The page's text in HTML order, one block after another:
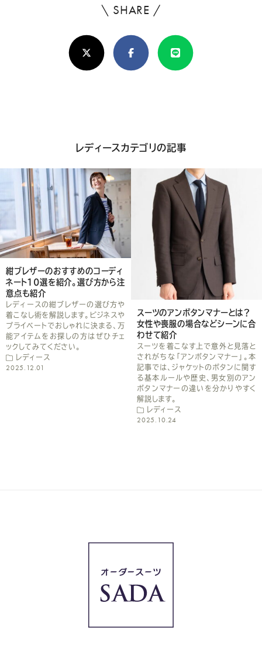
\ SHARE /
ろ
し
け
シ
ア
し
く
だ
さ
い
X(Twitter)FacebookLine
レディースカテゴリの記事
紺ブレザーのおすすめのコーディ
ネート10選を紹介。選び方から注
意点も紹介
レディースの紺ブレザーの選び方や
着こなし術を解説します。ビジネスや
プライベートでおしゃれに決まる、万
能アイテムをお探しの方はぜひチェ
ックしてみてください。
レディース
2025.12.01
スーツのアンボタンマナーとは？
女性や喪服の場合などシーンに合
わせて紹介
スーツを着こなす上で意外と見落と
されがちな「アンボタンマナー」。本
記事では、ジャケットのボタンに関す
る基本ルールや歴史、男女別のアン
ボタンマナーの違いを分かりやすく
解説します。
レディース
2025.10.24